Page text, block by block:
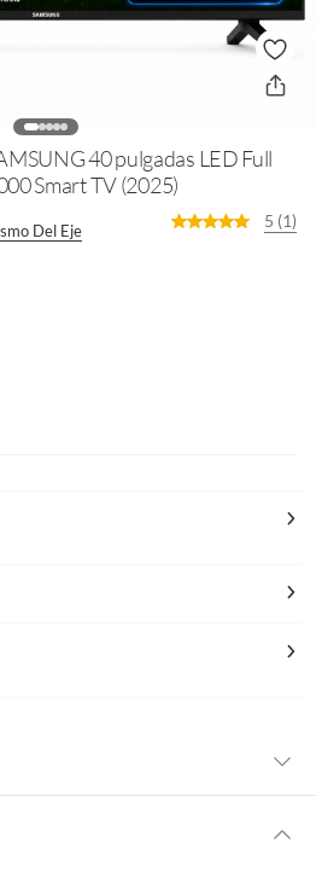
40 pulgadas LED Full
Smart TV (2025)
Del Eje
5 (1)
clientes cuentas con garantías y